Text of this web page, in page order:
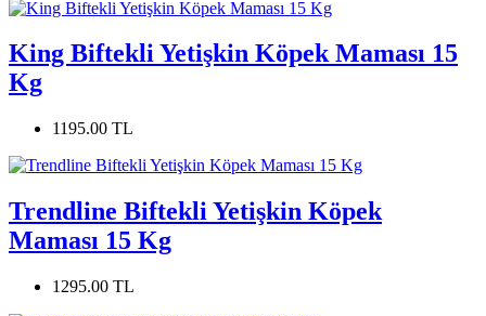
King Biftekli Yetişkin Köpek Maması 15
Kg
1195.00 TL
Trendline Biftekli Yetişkin Köpek
Maması 15 Kg
1295.00 TL